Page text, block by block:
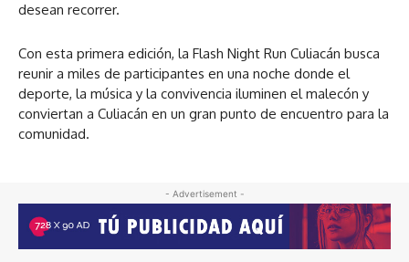
desean recorrer.
Con esta primera edición, la Flash Night Run Culiacán busca
reunir a miles de participantes en una noche donde el
deporte, la música y la convivencia iluminen el malecón y
conviertan a Culiacán en un gran punto de encuentro para la
comunidad.
- Advertisement -